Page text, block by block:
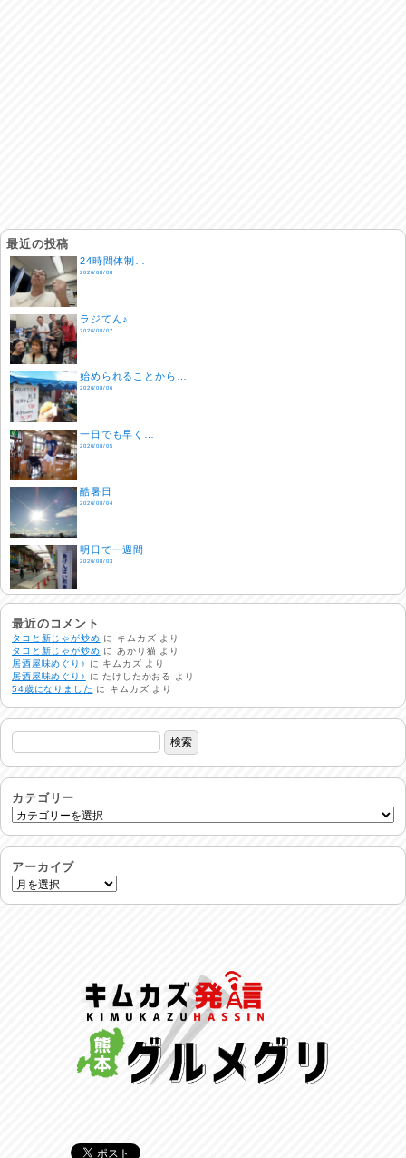
最近の投稿
24時間体制…
2026/08/08
ラジてん♪
2026/08/07
始められることから…
2026/08/06
一日でも早く…
2026/08/05
酷暑日
2026/08/04
明日で一週間
2026/08/03
熱中症注意
2026/08/02
非常時には…
2026/08/01
生活支援情報
2026/07/31
24時間体制
命を守る行動を…
2026/07/29
土用丑の日♪
2026/07/28
呑めや喋れや！
2026/07/26
リスナーの集い！
2026/07/25
最近のコメント
タコと新じゃが炒め に キムカズ より
タコと新じゃが炒め にあかり猫 より
居酒屋味めぐり♪
に キムカズ より
居酒屋味めぐり♪
にたけしたかおる
より
54歳になりました に キムカズ より
カテゴリー
アーカイブ